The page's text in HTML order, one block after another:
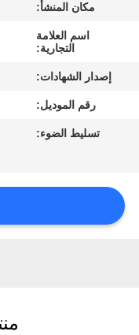
مراقبة
الجودة
اتصل
أخبار
مكان المنشأ:
اسم العلامة
التجارية:
إصدار الشهادات:
رقم الموديل:
تسليط الضوء: